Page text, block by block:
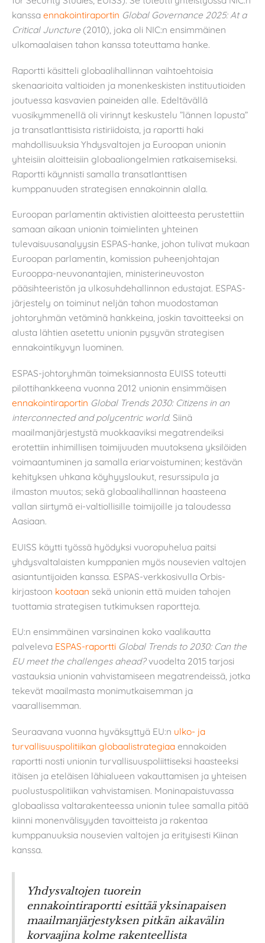
kanssa ennakointiraportin Global Governance 2025: At a
Critical Juncture (2010), joka oli NIC:n ensimmäinen
ulkomaalaisen tahon kanssa toteuttama hanke.
Raportti käsitteli globaalihallinnan vaihtoehtoisia
skenaarioita valtioiden ja monenkeskisten instituutioiden
joutuessa kasvavien paineiden alle. Edeltävällä
vuosikymmenellä oli virinnyt keskustelu ”lännen lopusta”
ja transatlanttisista ristiriidoista, ja raportti haki
mahdollisuuksia Yhdysvaltojen ja Euroopan unionin
yhteisiin aloitteisiin globaaliongelmien ratkaisemiseksi.
Raportti käynnisti samalla transatlanttisen
kumppanuuden strategisen ennakoinnin alalla.
Euroopan parlamentin aktivistien aloitteesta perustettiin
samaan aikaan unionin toimielinten yhteinen
tulevaisuusanalyysin ESPAS-hanke, johon tulivat mukaan
Euroopan parlamentin, komission puheenjohtajan
Eurooppa-neuvonantajien, ministerineuvoston
pääsihteeristön ja ulkosuhdehallinnon edustajat. ESPAS-
järjestely on toiminut neljän tahon muodostaman
johtoryhmän vetäminä hankkeina, joskin tavoitteeksi on
alusta lähtien asetettu unionin pysyvän strategisen
ennakointikyvyn luominen.
ESPAS-johtoryhmän toimeksiannosta EUISS toteutti
pilottihankkeena vuonna 2012 unionin ensimmäisen
ennakointiraportin Global Trends 2030: Citizens in an
interconnected and polycentric world. Siinä
maailmanjärjestystä muokkaaviksi megatrendeiksi
erotettiin inhimillisen toimijuuden muutoksena yksilöiden
voimaantuminen ja samalla eriarvoistuminen; kestävän
kehityksen uhkana köyhyysloukut, resurssipula ja
ilmaston muutos; sekä globaalihallinnan haasteena
vallan siirtymä ei-valtiollisille toimijoille ja taloudessa
Aasiaan.
EUISS käytti työssä hyödyksi vuoropuhelua paitsi
yhdysvaltalaisten kumppanien myös nousevien valtojen
asiantuntijoiden kanssa. ESPAS-verkkosivulla Orbis-
kirjastoon kootaan sekä unionin että muiden tahojen
tuottamia strategisen tutkimuksen raportteja.
EU:n ensimmäinen varsinainen koko vaalikautta
palveleva ESPAS-raportti Global Trends to 2030: Can the
EU meet the challenges ahead?vuodelta 2015 tarjosi
vastauksia unionin vahvistamiseen megatrendeissä, jotka
tekevät maailmasta monimutkaisemman ja
vaarallisemman.
Seuraavana vuonna hyväksyttyä EU:n ulko- ja
turvallisuuspolitiikan globaalistrategiaa ennakoiden
raportti nosti unionin turvallisuuspoliittiseksi haasteeksi
itäisen ja eteläisen lähialueen vakauttamisen ja yhteisen
puolustuspolitiikan vahvistamisen. Moninapaistuvassa
globaalissa valtarakenteessa unionin tulee samalla pitää
kiinni monenvälisyyden tavoitteista ja rakentaa
kumppanuuksia nousevien valtojen ja erityisesti Kiinan
kanssa.
Yhdysvaltojen tuorein
ennakointiraportti esittää yksinapaisen
maailmanjärjestyksen pitkän aikavälin
korvaajina kolme rakenteellista